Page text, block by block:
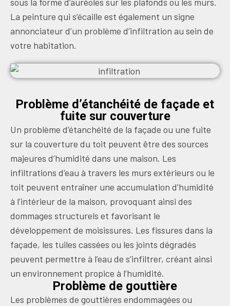
La peinture qui s’écaille est également un signe
annonciateur d’un problème d’infiltration au sein de
votre habitation.
Problème d’étanchéité de façade et
fuite sur couverture
Un problème d’étanchéité de la façade ou une fuite
sur la couverture du toit peuvent être des sources
majeures d’humidité dans une maison. Les
infiltrations d’eau à travers les murs extérieurs ou le
toit peuvent entraîner une accumulation d’humidité
à l’intérieur de la maison, provoquant ainsi des
dommages structurels et favorisant le
développement de moisissures. Les fissures dans la
façade, les tuiles cassées ou les joints dégradés
peuvent permettre à l’eau de s’infiltrer, créant ainsi
un environnement propice à l’humidité.
Problème de gouttière
Les problèmes de gouttières endommagées ou